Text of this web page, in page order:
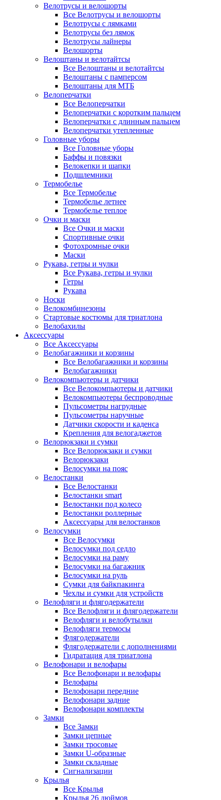
Велотрусы и велошорты
Все Велотрусы и велошорты
Велотрусы с лямками
Велотрусы без лямок
Велотрусы лайнеры
Велошорты
Велоштаны и велотайтсы
Все Велоштаны и велотайтсы
Велоштаны с памперсом
Велоштаны для МТБ
Велоперчатки
Все Велоперчатки
Велоперчатки с коротким пальцем
Велоперчатки с длинным пальцем
Велоперчатки утепленные
Головные уборы
Все Головные уборы
Баффы и повязки
Велокепки и шапки
Подшлемники
Термобелье
Все Термобелье
Термобелье летнее
Термобелье теплое
Очки и маски
Все Очки и маски
Спортивные очки
Фотохромные очки
Маски
Рукава, гетры и чулки
Все Рукава, гетры и чулки
Гетры
Рукава
Носки
Велокомбинезоны
Стартовые костюмы для триатлона
Велобахилы
Аксессуары
Все Аксессуары
Велобагажники и корзины
Все Велобагажники и корзины
Велобагажники
Велокомпьютеры и датчики
Все Велокомпьютеры и датчики
Велокомпьютеры беспроводные
Пульсометры нагрудные
Пульсометры наручные
Датчики скорости и каденса
Крепления для велогаджетов
Велорюкзаки и сумки
Все Велорюкзаки и сумки
Велорюкзаки
Велосумки на пояс
Велостанки
Все Велостанки
Велостанки smart
Велостанки под колесо
Велостанки роллерные
Аксессуары для велостанков
Велосумки
Все Велосумки
Велосумки под седло
Велосумки на раму
Велосумки на багажник
Велосумки на руль
Сумки для байкпакинга
Чехлы и сумки для устройств
Велофляги и флягодержатели
Все Велофляги и флягодержатели
Велофляги и велобутылки
Велофляги термосы
Флягодержатели
Флягодержатели с дополнениями
Гидратация для триатлона
Велофонари и велофары
Все Велофонари и велофары
Велофары
Велофонари передние
Велофонари задние
Велофонари комплекты
Замки
Все Замки
Замки цепные
Замки тросовые
Замки U-образные
Замки складные
Сигнализации
Крылья
Все Крылья
Крылья 26 дюймов